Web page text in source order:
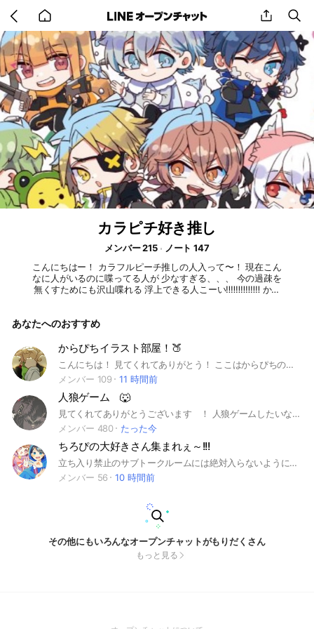
back
to
home
share
カラピチ好き推し
メンバー 215
ノート 147
こんにちはー！ カラフルピーチ推しの人入って〜！ 現在こん
なに人がいるのに喋ってる人が 少なすぎる、、、 今の過疎を
無くすためにも沢山喋れる 浮上できる人こーい‼️‼️‼️‼️‼️‼️‼️ から
もやりたい！！って言ってくれたらいつでもするよー！！！！
🙇‍♀️🙇‍♀️ #からぴち #カラフルピーチ #雑談 #話そ #ライト #らい
と #なんでも
あなたへのおすすめ
からぴちイラスト部屋！🍑
こんにちは！ 見てくれてありがとう！ ここはからぴちのイラストオプです！ワンクを付けてくれればグッズも載せて平気だよ！ 気になったら迷わず入ってね！！ ダメなこと 荒らし 悪口、相手を傷つける言葉 宣伝目的❌ 地雷を踏む メンバー様の呼び捨てはしないこと！ 入ったらやって欲しいこと 自己紹介ー！名前、誕生日、推し様を書いてね！ あとは楽しく会話してイラストを見て楽しもー！ 新規様も大歓迎！もちろん古参様もね！ さぁ入ってみんなで楽しもー！！！ #からぴち#カラフルピーチ #からぴちイラスト#楽しもうぜ #じゃぱぱさん#のあさん #たっつんさん#ゆあんくん #シヴァさん#どぬくさん #うりさん#えとさん #ヒロさん#なおきりさん #もふさん#るなさん
メンバー 109
11 時間前
人狼ゲーム 🐺
見てくれてありがとうございます ！ 人狼ゲームしたいな〜 って思って つくりました ‼️ 年齢 性別 等 指定はありません 沢山の方々と遊びたいです ！！ ⌇ ️⭕️ ⌇ 雑談 （ 下に記載されていること以外は 何をしてもらっても構いません ） 等々... ⌇ ❌ ⌇ 荒らし 即抜け（ 事情がない限り スタ連 下ネタ 暴言 いじめ 宣伝 等々... みんなで仲良くできたら 嬉しいです ！！ 興味湧いてくれた方は是非是非是非 入ってください... ‼️ 初心者の方は名前の後ろに 「 🔰 」をつけてくれると 全力でサポートいたします 🔥🔥 オプチャㅤ等で 行っていきたいと思います ‼️ #人狼 #人狼ゲーム #プリ小説 #騙し合い #ワンナイト人狼 #ワードウルフ #ゲーム #雑談
メンバー 480
たった今
ちろぴの大好きさん集まれぇ～!!!
立ち入り禁止のサブトークルームには絶対入らないようにお願いします
メンバー 56
10 時間前
その他にもいろんなオープンチャットがもりだくさん
もっと見る